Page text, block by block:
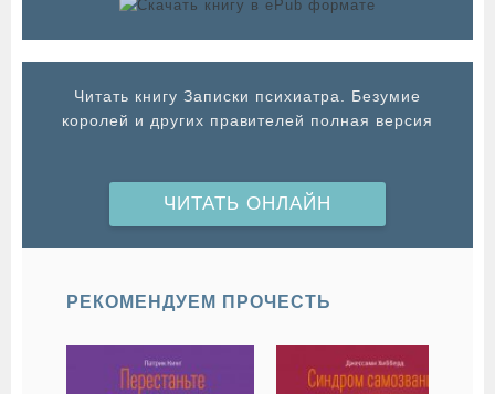
Читать книгу Записки психиатра. Безумие
королей и других правителей полная версия
ЧИТАТЬ ОНЛАЙН
РЕКОМЕНДУЕМ ПРОЧЕСТЬ